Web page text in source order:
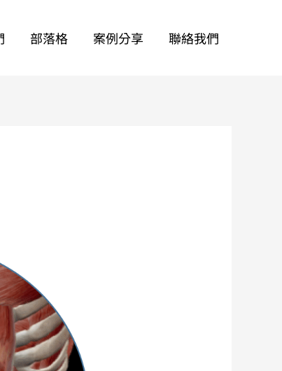
部落格 案例分享 聯絡我們